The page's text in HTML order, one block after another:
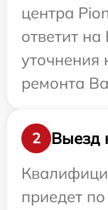
центра
ответит
уточнения
ремонта
2
Выезд
приедет